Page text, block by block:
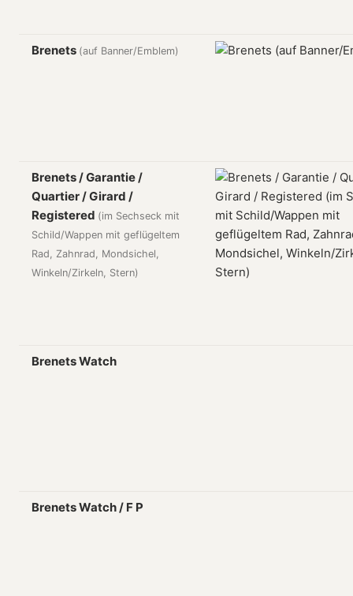
Brenets (auf Banner/Emblem)
Brenets / Garantie /
Quartier / Girard /
Registered (im Sechseck mit
Schild/Wappen mit geflügeltem
Rad, Zahnrad, Mondsichel,
Winkeln/Zirkeln, Stern)
Brenets Watch
Brenets Watch / F P